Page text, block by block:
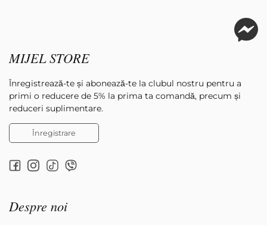
MIJEL STORE
Înregistrează-te și abonează-te la clubul nostru pentru a
primi o reducere de 5% la prima ta comandă, precum și
reduceri suplimentare.
Înregistrare
Despre noi